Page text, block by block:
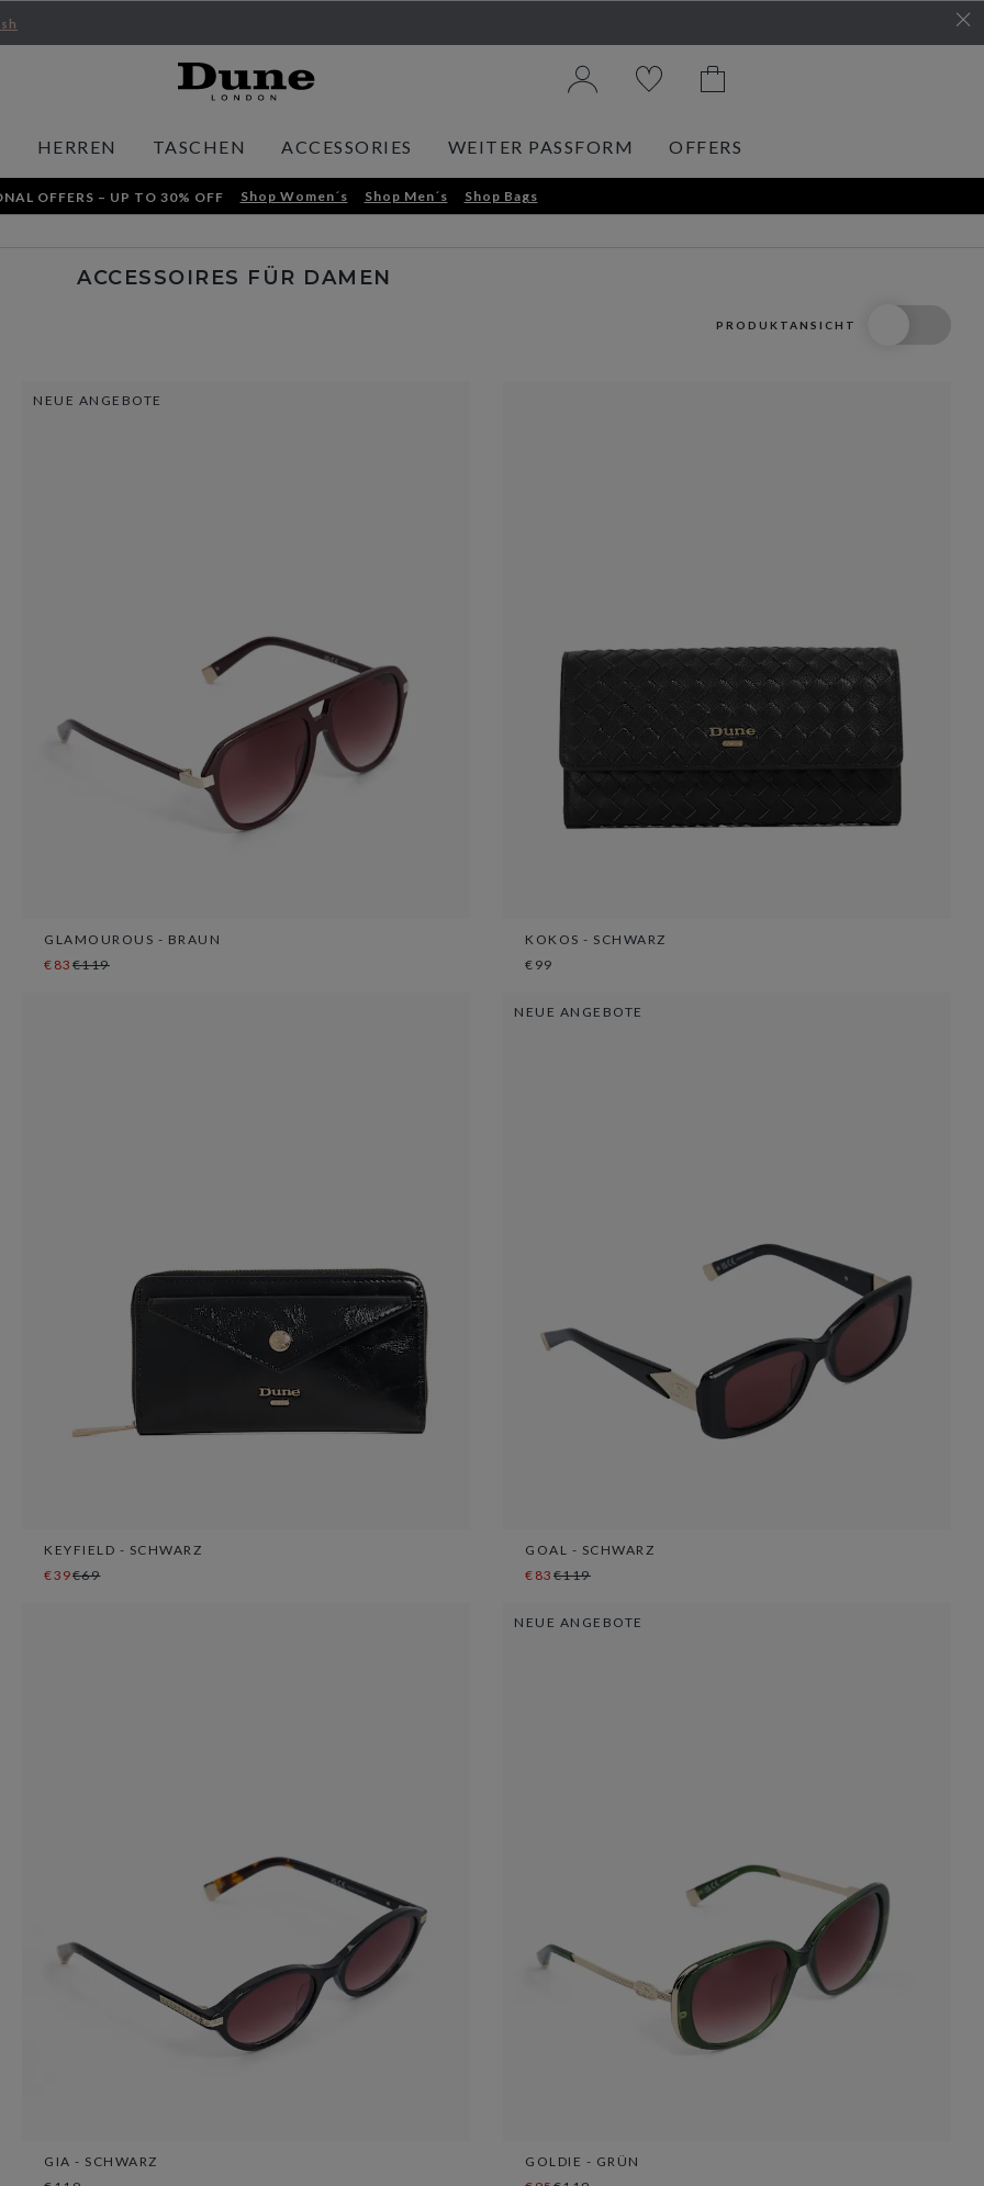
HERREN TASCHEN ACCESSORIES WEITER PASSFORM OFFERS
OFFERS – UP TO 30% OFF Shop Women´s Shop Men´s Shop Bags
ACCESSOIRES FÜR DAMEN
PRODUKTANSICHT
NEUE ANGEBOTE
GLAMOUROUS - BRAUN
€83 €119
KOKOS - SCHWARZ
€99
KEYFIELD - SCHWARZ
€39€69
NEUE ANGEBOTE
GOAL - SCHWARZ
€83 €119
GIA - SCHWARZ
NEUE ANGEBOTE
GOLDIE - GRÜN